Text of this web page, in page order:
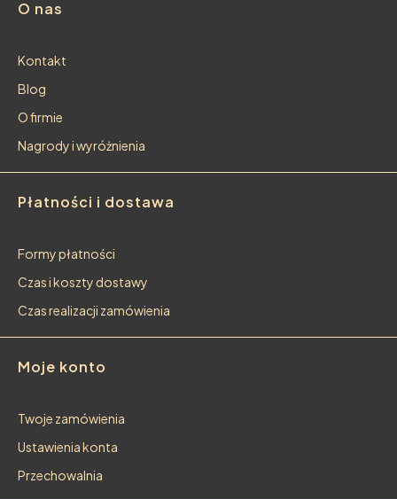
O nas
Kontakt
Blog
O firmie
Nagrody i wyróżnienia
Płatności i dostawa
Formy płatności
Czas i koszty dostawy
Czas realizacji zamówienia
Moje konto
Twoje zamówienia
Ustawienia konta
Przechowalnia